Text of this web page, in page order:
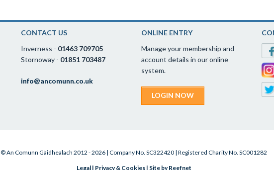
CONTACT US
Inverness - 01463 709705
Stornoway - 01851 703487
info@ancomunn.co.uk
ONLINE ENTRY
Manage your membership and
account details in our online
system.
LOGIN NOW
© An Comunn Gàidhealach 2012 - 2026 | Company No. SC322420 | Registered Charity No. SC001282
Legal| Privacy & Cookies| Site by Reefnet